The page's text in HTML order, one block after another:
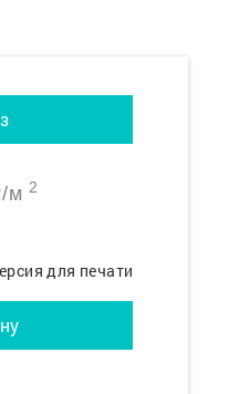
/м 2
для печати